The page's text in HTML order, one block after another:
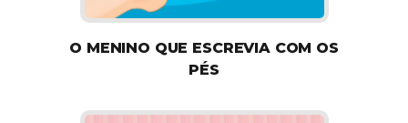
O MENINO QUE ESCREVIA COM OS
PÉS